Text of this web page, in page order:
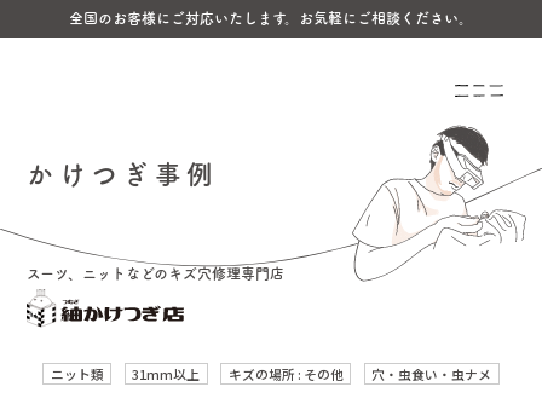
全国のお客様にご対応いたします。お気軽にご相談ください。
スーツ、ニットなどのキズ穴修理専門店
かけつぎ事例
ニット類 31mm以上 キズの場所 : その他 穴・虫食い・虫ナメ